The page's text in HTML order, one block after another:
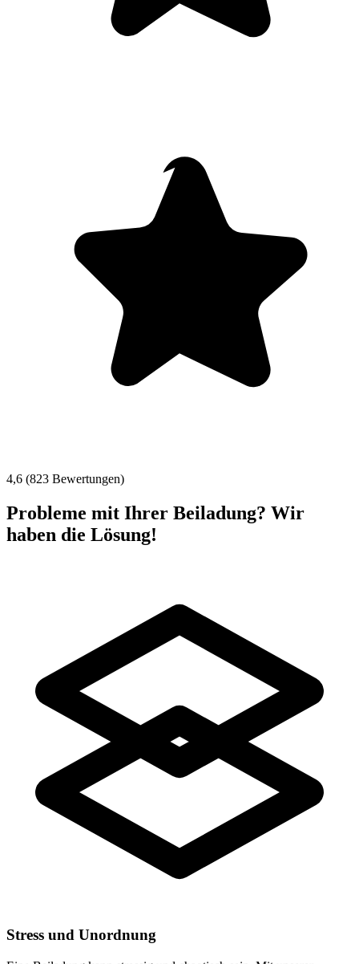
4,6 (823 Bewertungen)
Probleme mit Ihrer Beiladung? Wir
haben die Lösung!
Stress und Unordnung